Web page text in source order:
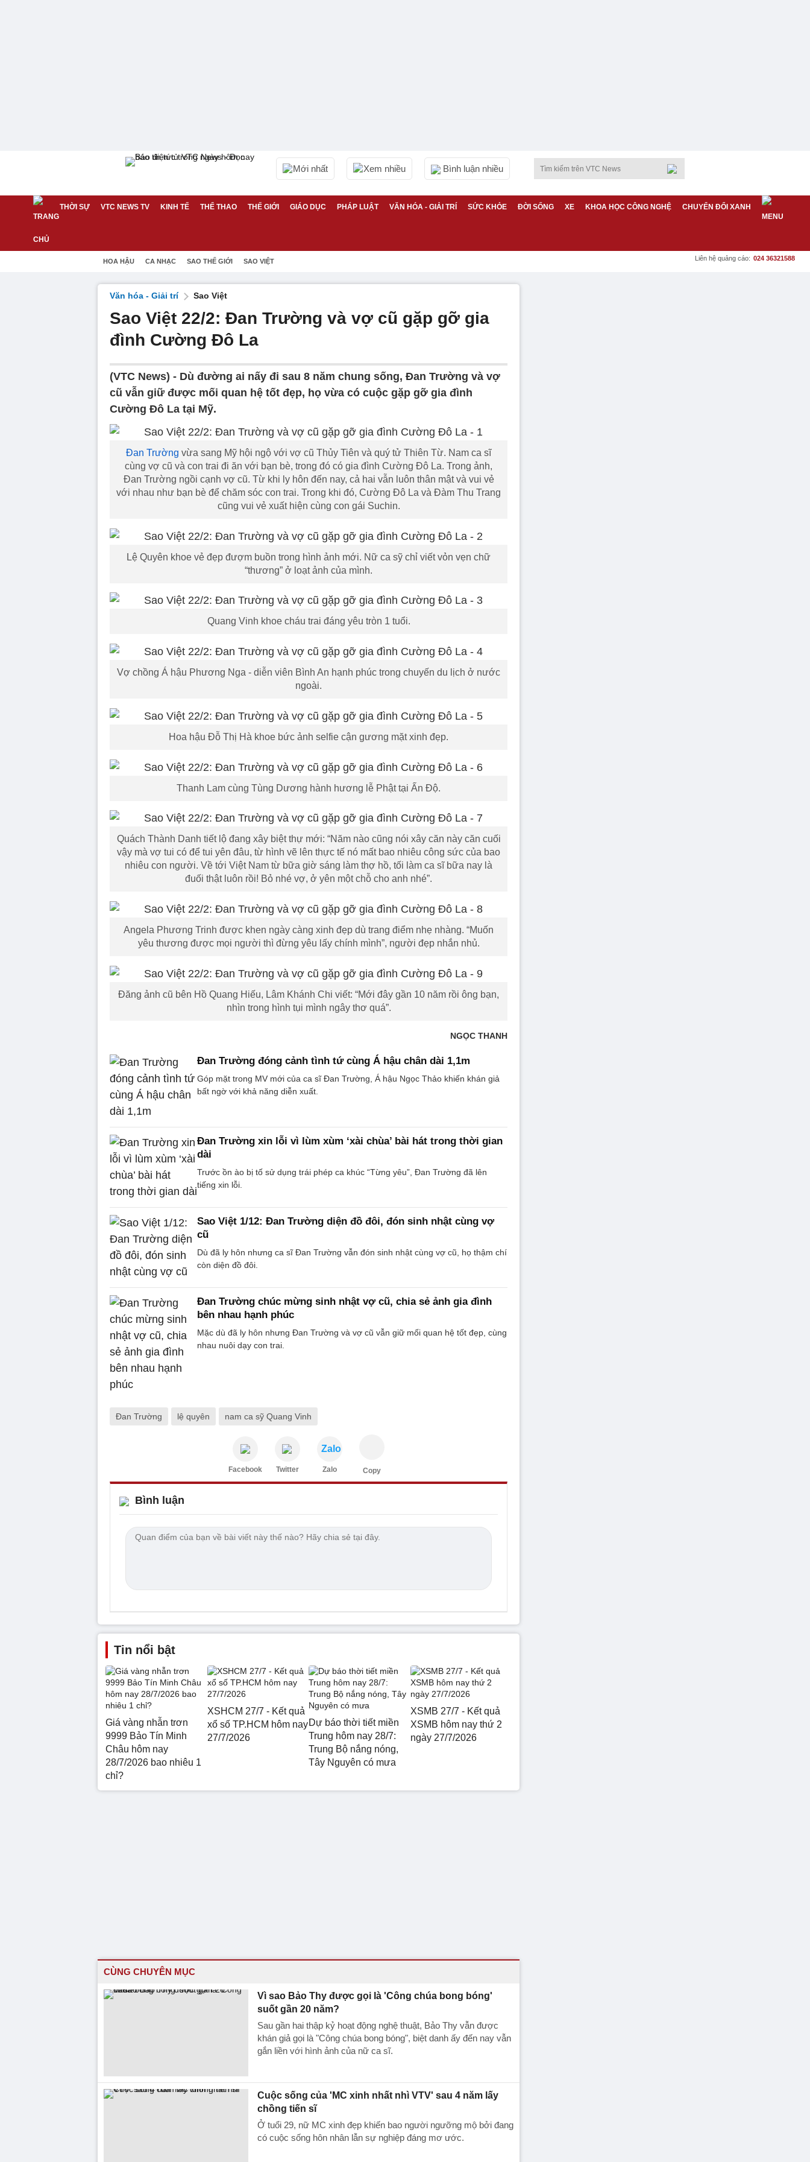
Mới nhất Xem nhiều Bình luận nhiều
THỜI SỰ VTC NEWS TV KINH TẾ THỂ THAO THẾ GIỚI GIÁO DỤC PHÁP LUẬT VĂN HÓA - GIẢI TRÍ SỨC KHỎE ĐỜI SỐNG XE KHOA HỌC CÔNG NGHỆ CHUYỂN ĐỔI XANH
HOA HẬU CA NHẠC SAO THẾ GIỚI SAO VIỆT Liên hệ quảng cáo: 024 36321588
Văn hóa - Giải trí Sao Việt
Sao Việt 22/2: Đan Trường và vợ cũ gặp gỡ gia
đình Cường Đô La
(VTC News) - Dù đường ai nấy đi sau 8 năm chung sống, Đan Trường và vợ
cũ vẫn giữ được mối quan hệ tốt đẹp, họ vừa có cuộc gặp gỡ gia đình
Cường Đô La tại Mỹ.
Đan Trường vừa sang Mỹ hội ngộ với vợ cũ Thủy Tiên và quý tử Thiên Từ. Nam ca sĩ
cùng vợ cũ và con trai đi ăn với bạn bè, trong đó có gia đình Cường Đô La. Trong ảnh,
Đan Trường ngồi cạnh vợ cũ. Từ khi ly hôn đến nay, cả hai vẫn luôn thân mật và vui vẻ
với nhau như bạn bè để chăm sóc con trai. Trong khi đó, Cường Đô La và Đàm Thu Trang
cũng vui vẻ xuất hiện cùng con gái Suchin.
Lệ Quyên khoe vẻ đẹp đượm buồn trong hình ảnh mới. Nữ ca sỹ chỉ viết vỏn vẹn chữ
“thương” ở loạt ảnh của mình.
Quang Vinh khoe cháu trai đáng yêu tròn 1 tuổi.
Vợ chồng Á hậu Phương Nga - diễn viên Bình An hạnh phúc trong chuyến du lịch ở nước
ngoài.
Hoa hậu Đỗ Thị Hà khoe bức ảnh selfie cận gương mặt xinh đẹp.
Thanh Lam cùng Tùng Dương hành hương lễ Phật tại Ấn Độ.
Quách Thành Danh tiết lộ đang xây biệt thự mới: “Năm nào cũng nói xây căn này căn cuối
vậy mà vợ tui có để tui yên đâu, từ hình vẽ lên thực tế nó mất bao nhiêu công sức của bao
nhiêu con người. Về tới Việt Nam từ bữa giờ sáng làm thợ hồ, tối làm ca sĩ bữa nay là
đuối thật luôn rồi! Bỏ nhé vợ, ở yên một chỗ cho anh nhé”.
Angela Phương Trinh được khen ngày càng xinh đẹp dù trang điểm nhẹ nhàng. “Muốn
yêu thương được mọi người thì đừng yêu lấy chính mình”, người đẹp nhắn nhủ.
Đăng ảnh cũ bên Hồ Quang Hiếu, Lâm Khánh Chi viết: “Mới đây gần 10 năm rồi ông bạn,
nhìn trong hình tụi mình ngây thơ quá”.
NGỌC THANH
Đan Trường đóng cảnh tình tứ cùng Á hậu chân dài 1,1m
Góp mặt trong MV mới của ca sĩ Đan Trường, Á hậu Ngọc Thảo khiến khán giả
bất ngờ với khả năng diễn xuất.
Đan Trường xin lỗi vì lùm xùm ‘xài chùa’ bài hát trong thời gian
dài
Trước ồn ào bị tố sử dụng trái phép ca khúc “Từng yêu”, Đan Trường đã lên
tiếng xin lỗi.
Sao Việt 1/12: Đan Trường diện đồ đôi, đón sinh nhật cùng vợ
cũ
Dù đã ly hôn nhưng ca sĩ Đan Trường vẫn đón sinh nhật cùng vợ cũ, họ thậm chí
còn diện đồ đôi.
Đan Trường chúc mừng sinh nhật vợ cũ, chia sẻ ảnh gia đình
bên nhau hạnh phúc
Mặc dù đã ly hôn nhưng Đan Trường và vợ cũ vẫn giữ mối quan hệ tốt đẹp, cùng
nhau nuôi dạy con trai.
Đan Trường lệ quyên nam ca sỹ Quang Vinh
Facebook Twitter
Zalo
Zalo Copy
Bình luận
Tin nổi bật
Giá vàng nhẫn trơn
9999 Bảo Tín Minh
Châu hôm nay
28/7/2026 bao nhiêu 1
chỉ?
XSHCM 27/7 - Kết quả
xổ số TP.HCM hôm nay
27/7/2026
Dự báo thời tiết miền
Trung hôm nay 28/7:
Trung Bộ nắng nóng,
Tây Nguyên có mưa
XSMB 27/7 - Kết quả
XSMB hôm nay thứ 2
ngày 27/7/2026
CÙNG CHUYÊN MỤC
Vì sao Bảo Thy được gọi là 'Công chúa bong bóng'
suốt gần 20 năm?
Sau gần hai thập kỷ hoạt động nghệ thuật, Bảo Thy vẫn được
khán giả gọi là "Công chúa bong bóng", biệt danh ấy đến nay vẫn
gắn liền với hình ảnh của nữ ca sĩ.
Cuộc sống của 'MC xinh nhất nhì VTV' sau 4 năm lấy
chồng tiến sĩ
Ở tuổi 29, nữ MC xinh đẹp khiến bao người ngưỡng mộ bởi đang
có cuộc sống hôn nhân lẫn sự nghiệp đáng mơ ước.